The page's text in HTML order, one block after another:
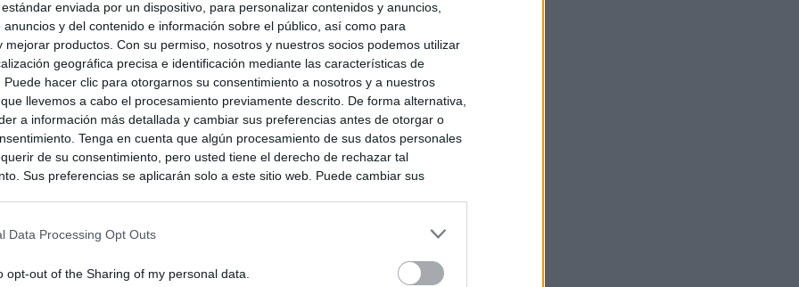
enviada por un dispositivo, para personalizar contenidos y anuncios,
anuncios y del contenido e información sobre el público, así como para
mejorar productos. Con su permiso, nosotros y nuestros socios podemos utilizar
geográfica precisa e identificación mediante las características de
Puede hacer clic para otorgarnos su consentimiento a nosotros y a nuestros
llevemos a cabo el procesamiento previamente descrito. De forma alternativa,
a información más detallada y cambiar sus preferencias antes de otorgar o
Tenga en cuenta que algún procesamiento de sus datos personales
de su consentimiento, pero usted tiene el derecho de rechazar tal
Sus preferencias se aplicarán solo a este sitio web. Puede cambiar sus
Data Processing Opt Outs
opt-out of the Sharing of my personal data.